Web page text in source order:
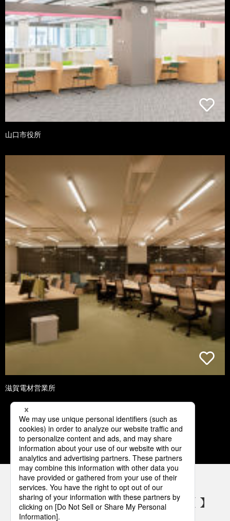
山口市役所
滋賀電材営業所
1 2 3 4 5
パナソニックの電気設備 SNSアカウント